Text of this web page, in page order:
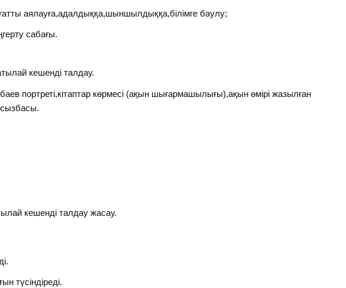
аялауға,адалдыққа,шыншылдыққа,білімге баулу;
сабағы.
кешенді талдау.
портреті,кітаптар көрмесі (ақын шығармашылығы),ақын өмірі жазылған
сызбасы.
кешенді талдау жасау.
түсіндіреді.